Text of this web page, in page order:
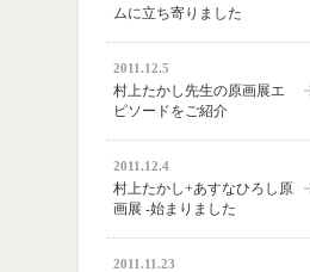
ムに立ち寄りました
2011.12.5
村上たかし先生の原画展エ
ピソードをご紹介
2011.12.4
村上たかし+あすなひろし原
画展 -始まりました
2011.11.23